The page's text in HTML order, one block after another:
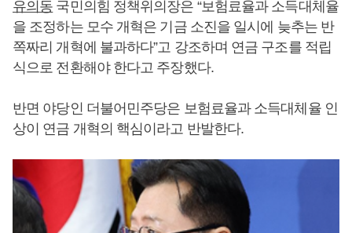
유의동 국민의힘 정책위의장은 “보험료율과 소득대체율
을 조정하는 모수 개혁은 기금 소진을 일시에 늦추는 반
쪽짜리 개혁에 불과하다”고 강조하며 연금 구조를 적립
식으로 전환해야 한다고 주장했다.
반면 야당인 더불어민주당은 보험료율과 소득대체율 인
상이 연금 개혁의 핵심이라고 반발한다.